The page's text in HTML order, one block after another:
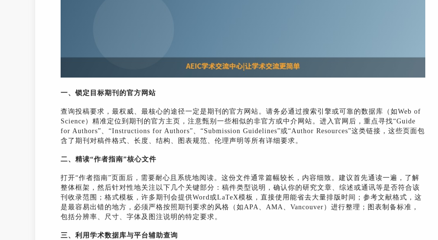
一、锁定目标期刊的官方网站
查询投稿要求，最权威、最核心的途径一定是期刊的官方网站。请务必通过搜索引擎或可靠的数据库（如Web of
Science）精准定位到期刊的官方主页，注意甄别一些相似的非官方或中介网站。进入官网后，重点寻找“Guide
for Authors”、“Instructions for Authors”、“Submission Guidelines”或“Author Resources”这类链接，这些页面包
含了期刊对稿件格式、长度、结构、图表规范、伦理声明等所有详细要求。
二、精读“作者指南”核心文件
打开“作者指南”页面后，需要耐心且系统地阅读。这份文件通常篇幅较长，内容细致。建议首先通读一遍，了解
整体框架，然后针对性地关注以下几个关键部分：稿件类型说明，确认你的研究文章、综述或通讯等是否符合该
刊收录范围；格式模板，许多期刊会提供Word或LaTeX模板，直接使用能省去大量排版时间；参考文献格式，这
是最容易出错的地方，必须严格按照期刊要求的风格（如APA、AMA、Vancouver）进行整理；图表制备标准，
包括分辨率、尺寸、字体及图注说明的特定要求。
三、利用学术数据库与平台辅助查询